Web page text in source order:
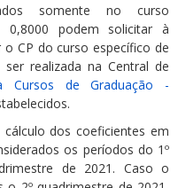
somente no curso
0,8000 podem solicitar à
CP do curso específico de
realizada na Central de
Cursos de Graduação -
dos coeficientes em
os períodos do 1º
de 2021. Caso o